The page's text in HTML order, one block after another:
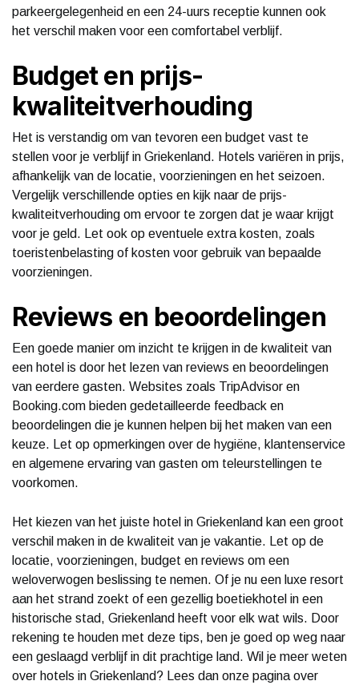
parkeergelegenheid en een 24-uurs receptie kunnen ook
het verschil maken voor een comfortabel verblijf.
Budget en prijs-
kwaliteitverhouding
Het is verstandig om van tevoren een budget vast te
stellen voor je verblijf in Griekenland. Hotels variëren in prijs,
afhankelijk van de locatie, voorzieningen en het seizoen.
Vergelijk verschillende opties en kijk naar de prijs-
kwaliteitverhouding om ervoor te zorgen dat je waar krijgt
voor je geld. Let ook op eventuele extra kosten, zoals
toeristenbelasting of kosten voor gebruik van bepaalde
voorzieningen.
Reviews en beoordelingen
Een goede manier om inzicht te krijgen in de kwaliteit van
een hotel is door het lezen van reviews en beoordelingen
van eerdere gasten. Websites zoals TripAdvisor en
Booking.com bieden gedetailleerde feedback en
beoordelingen die je kunnen helpen bij het maken van een
keuze. Let op opmerkingen over de hygiëne, klantenservice
en algemene ervaring van gasten om teleurstellingen te
voorkomen.
Het kiezen van het juiste hotel in Griekenland kan een groot
verschil maken in de kwaliteit van je vakantie. Let op de
locatie, voorzieningen, budget en reviews om een
weloverwogen beslissing te nemen. Of je nu een luxe resort
aan het strand zoekt of een gezellig boetiekhotel in een
historische stad, Griekenland heeft voor elk wat wils. Door
rekening te houden met deze tips, ben je goed op weg naar
een geslaagd verblijf in dit prachtige land. Wil je meer weten
over hotels in Griekenland? Lees dan onze pagina over